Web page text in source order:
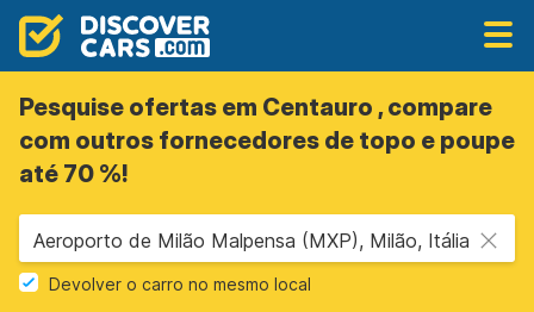
Pesquise ofertas em Centauro , compare
com outros fornecedores de topo e poupe
até 70 %!
Aeroporto de Milão Malpensa (MXP), Milão, Itália
Devolver o carro no mesmo local